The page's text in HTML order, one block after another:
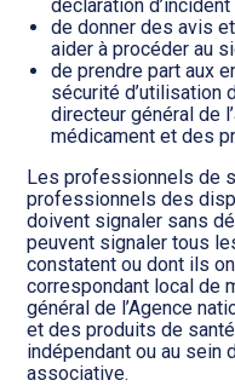
déclaration d’incident
de donner des avis
aider à procéder au
de prendre part aux
sécurité
directeur général de
médicament et des
Les professionnels de
professionnels des
doivent signaler sans
peuvent signaler tous
constatent ou dont ils
correspondant local de
général de l’Agence
et des produits de
indépendant ou au sein
associative.